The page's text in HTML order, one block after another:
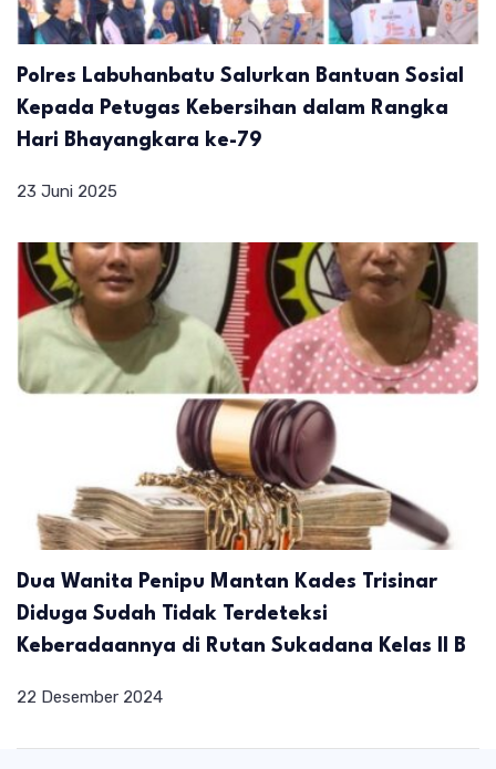
Polres Labuhanbatu Salurkan Bantuan Sosial
Kepada Petugas Kebersihan dalam Rangka
Hari Bhayangkara ke-79
23 Juni 2025
Dua Wanita Penipu Mantan Kades Trisinar
Diduga Sudah Tidak Terdeteksi
Keberadaannya di Rutan Sukadana Kelas II B
22 Desember 2024